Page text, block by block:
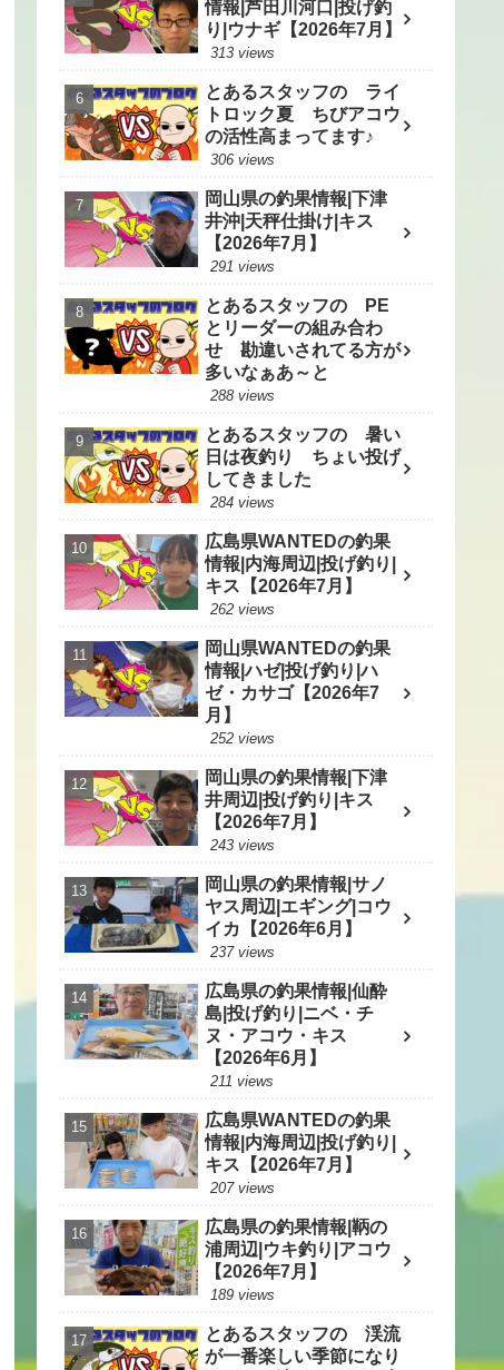
情報|芦田川河口|投げ釣
り|ウナギ【2026年7月】
313 views
とあるスタッフの ライ
トロック夏 ちびアコウ
の活性高まってます♪
306 views
岡山県の釣果情報|下津
井沖|天秤仕掛け|キス
【2026年7月】
291 views
とあるスタッフの PE
とリーダーの組み合わ
せ 勘違いされてる方が
多いなぁあ～と
288 views
とあるスタッフの 暑い
日は夜釣り ちょい投げ
してきました
284 views
広島県WANTEDの釣果
情報|内海周辺|投げ釣り|
キス【2026年7月】
262 views
岡山県WANTEDの釣果
情報|ハゼ|投げ釣り|ハ
ゼ・カサゴ【2026年7
月】
252 views
岡山県の釣果情報|下津
井周辺|投げ釣り|キス
【2026年7月】
243 views
岡山県の釣果情報|サノ
ヤス周辺|エギング|コウ
イカ【2026年6月】
237 views
広島県の釣果情報|仙酔
島|投げ釣り|ニベ・チ
ヌ・アコウ・キス
【2026年6月】
211 views
広島県WANTEDの釣果
情報|内海周辺|投げ釣り|
キス【2026年7月】
207 views
広島県の釣果情報|鞆の
浦周辺|ウキ釣り|アコウ
【2026年7月】
189 views
とあるスタッフの 渓流
が一番楽しい季節になり